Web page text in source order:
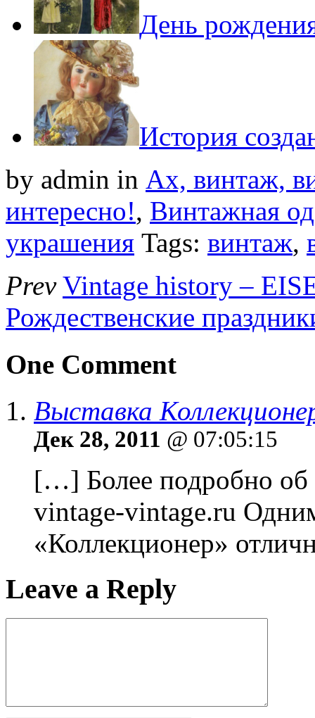
День
История
by admin in Ах, винтаж,
интересно!, Винтажная
украшения Tags: винтаж,
Prev Vintage history –
Рождественские
One Comment
Выставка
Дек 28, 2011 @ 07:05:15
[…] Более подробно об
vintage-vintage.ru
«Коллекционер»
Leave a Reply